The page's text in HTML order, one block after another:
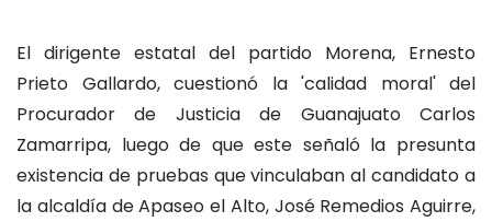
El dirigente estatal del partido Morena, Ernesto
Prieto Gallardo, cuestionó la 'calidad moral' del
Procurador de Justicia de Guanajuato Carlos
Zamarripa, luego de que este señaló la presunta
existencia de pruebas que vinculaban al candidato a
la alcaldía de Apaseo el Alto, José Remedios Aguirre,